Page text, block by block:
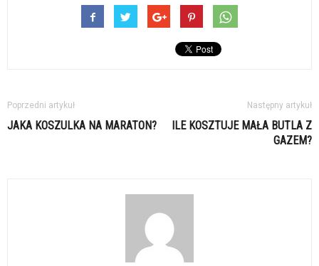
Poprzedni artykuł
JAKA KOSZULKA NA MARATON?
Następny artykuł
ILE KOSZTUJE MAŁA BUTLA Z
GAZEM?